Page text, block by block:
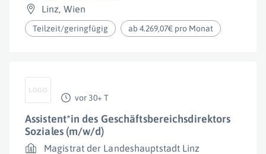
Linz, Wien
Teilzeit/geringfügig ab 4.269,07€ pro Monat
vor 30+ T
Assistent*in des Geschäftsbereichsdirektors
Soziales (m/w/d)
Magistrat der Landeshauptstadt Linz